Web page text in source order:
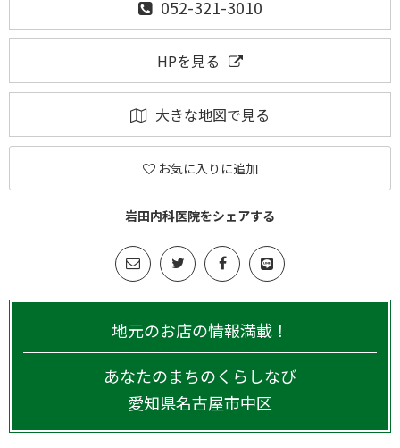
052-321-3010
HPを見る
大きな地図で見る
お気に入りに追加
岩田内科医院をシェアする
地元のお店の情報満載！
あなたのまちのくらしなび
愛知県名古屋市中区